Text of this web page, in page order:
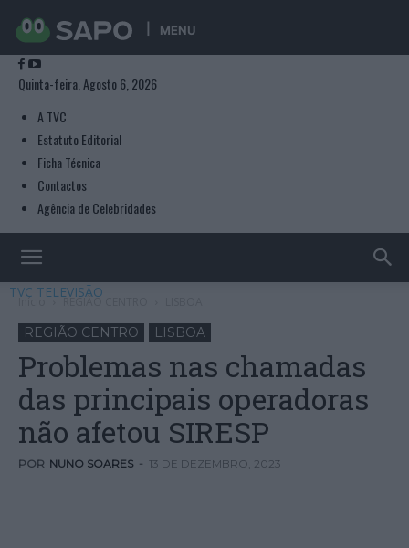
MENU
Quinta-feira, Agosto 6, 2026
A TVC
Estatuto Editorial
Ficha Técnica
Contactos
Agência de Celebridades
TVC TELEVISÃO
Início REGIÃO CENTRO
REGIÃO CENTRO LISBOA
Problemas nas chamadas
das principais operadoras
não afetou SIRESP
POR NUNO SOARES - 13 DE DEZEMBRO, 2023